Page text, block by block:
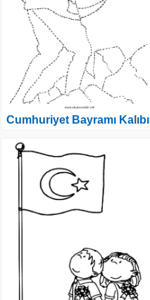
Cumhuriyet Bayramı Kalıbı